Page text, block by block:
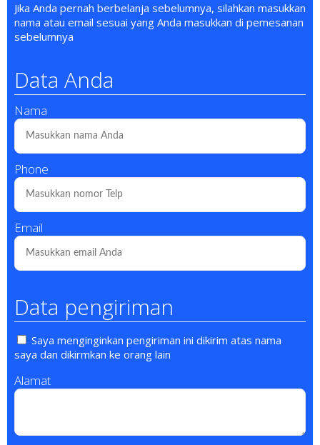
Jika Anda pernah berbelanja sebelumnya, silahkan masukkan
nama atau email sesuai yang Anda masukkan di pemesanan
sebelumnya
Data Anda
Nama
Phone
Email
Data pengiriman
Saya menginginkan pengiriman ini dikirim atas nama
saya dan dikirmkan ke orang lain
Alamat